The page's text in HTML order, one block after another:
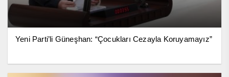
Yeni Parti’li Güneşhan: “Çocukları Cezayla Koruyamayız”